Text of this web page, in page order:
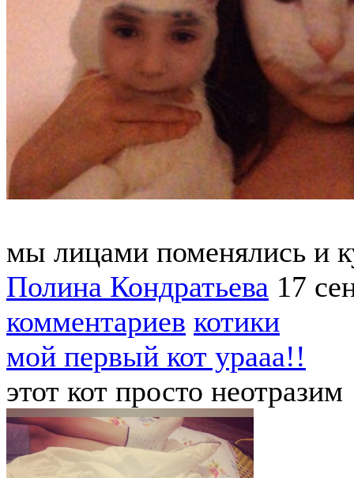
мы лицами поменялись и
Полина Кондратьева 17
комментариев котики
мой первый кот урааа!!
этот кот просто неотразим